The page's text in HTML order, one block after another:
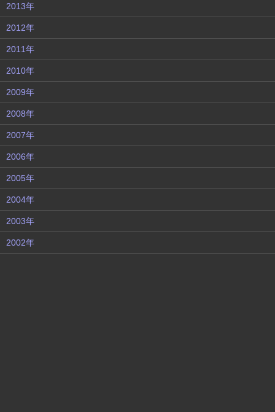
2013年
2012年
2011年
2010年
2009年
2008年
2007年
2006年
2005年
2004年
2003年
2002年